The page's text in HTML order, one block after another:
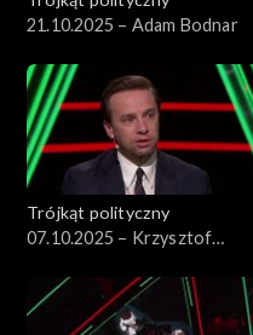
21.10.2025 – Adam Bodnar
Trójkąt polityczny
07.10.2025 – Krzysztof